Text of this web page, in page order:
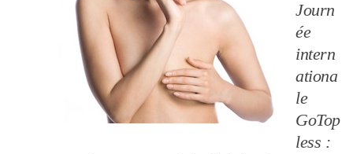
Journ
ée
intern
ationa
le
GoTop
less :